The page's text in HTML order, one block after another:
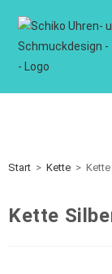
Start > Kette >
Kette